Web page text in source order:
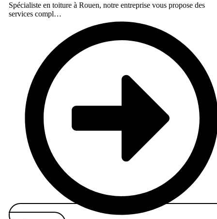
Spécialiste en toiture à Rouen, notre entreprise vous propose des
services compl…